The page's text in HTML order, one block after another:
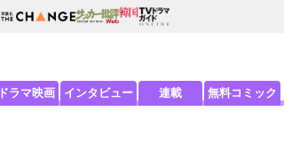
ドラマ映画 インタビュー 連載 無料コミック